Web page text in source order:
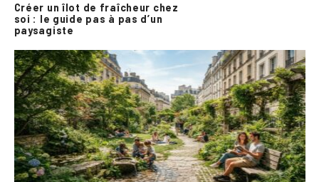
Créer un îlot de fraîcheur chez
soi : le guide pas à pas d’un
paysagiste